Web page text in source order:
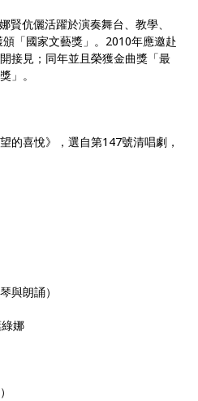
賢伉儷活躍於演奏舞台、教學、
「國家文藝獎」。2010年應邀赴
接見；同年並且榮獲金曲獎「最
」。
的喜悅》，選自第147號清唱劇，
與朗誦）
娜